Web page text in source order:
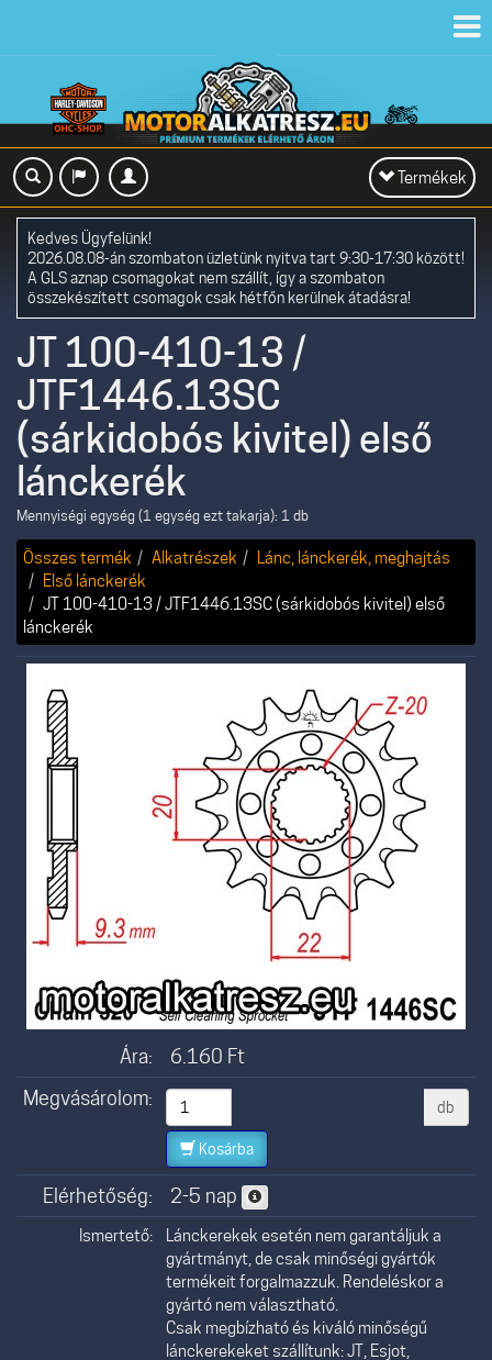
Toggle
navigation
Termékek
Kedves Ügyfelünk!
2026.08.08-án szombaton üzletünk nyitva tart 9:30-17:30 között!
A GLS aznap csomagokat nem szállít, így a szombaton
összekészített csomagok csak hétfőn kerülnek átadásra!
JT 100-410-13 /
JTF1446.13SC
(sárkidobós kivitel) első
lánckerék
Mennyiségi egység (1 egység ezt takarja): 1 db
Összes termék Alkatrészek
Lánc, lánckerék, meghajtás
Első lánckerék
JT 100-410-13 / JTF1446.13SC (sárkidobós kivitel) első
lánckerék
Ára: 6.160 Ft
Megvásárolom:
db
Kosárba
Elérhetőség: 2-5 nap
Ismertető:
Lánckerekek esetén nem garantáljuk a
gyártmányt, de csak minőségi gyártók
termékeit forgalmazzuk. Rendeléskor a
gyártó nem választható.
Csak megbízható és kiváló minőségű
lánckerekeket szállítunk: JT, Esjot,